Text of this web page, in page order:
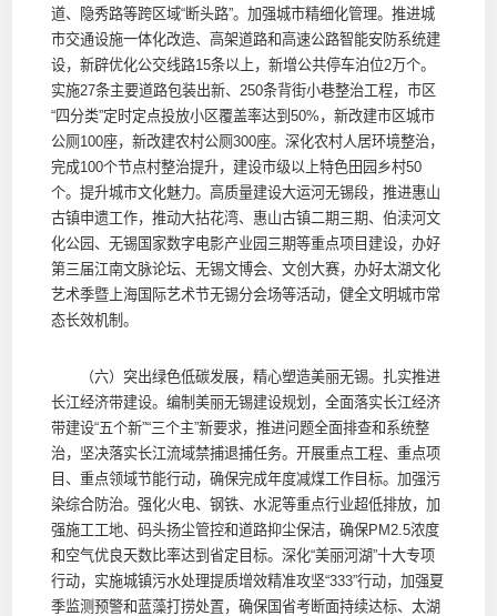
道、隐秀路等跨区域“断头路”。加强城市精细化管理。推进城
市交通设施一体化改造、高架道路和高速公路智能安防系统建
设，新辟优化公交线路15条以上，新增公共停车泊位2万个。
实施27条主要道路包装出新、250条背街小巷整治工程，市区
“四分类”定时定点投放小区覆盖率达到50%，新改建市区城市
公厕100座，新改建农村公厕300座。深化农村人居环境整治，
完成100个节点村整治提升，建设市级以上特色田园乡村50
个。提升城市文化魅力。高质量建设大运河无锡段，推进惠山
古镇申遗工作，推动大拈花湾、惠山古镇二期三期、伯渎河文
化公园、无锡国家数字电影产业园三期等重点项目建设，办好
第三届江南文脉论坛、无锡文博会、文创大赛，办好太湖文化
艺术季暨上海国际艺术节无锡分会场等活动，健全文明城市常
态长效机制。
（六）突出绿色低碳发展，精心塑造美丽无锡。扎实推进
长江经济带建设。编制美丽无锡建设规划，全面落实长江经济
带建设“五个新”“三个主”新要求，推进问题全面排查和系统整
治，坚决落实长江流域禁捕退捕任务。开展重点工程、重点项
目、重点领域节能行动，确保完成年度减煤工作目标。加强污
染综合防治。强化火电、钢铁、水泥等重点行业超低排放，加
强施工工地、码头扬尘管控和道路抑尘保洁，确保PM2.5浓度
和空气优良天数比率达到省定目标。深化“美丽河湖”十大专项
行动，实施城镇污水处理提质增效精准攻坚“333”行动，加强夏
季监测预警和蓝藻打捞处置，确保国省考断面持续达标、太湖